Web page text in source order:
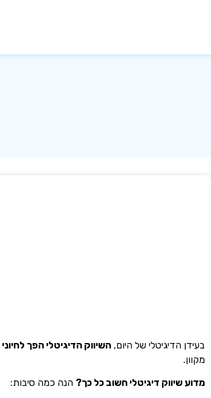
בעידן הדיגיטלי של היום, השיווק הדיגיטלי הפך לחיוני
מקוון.
מדוע שיווק דיגיטלי חשוב כל כך? הנה כמה סיבות: